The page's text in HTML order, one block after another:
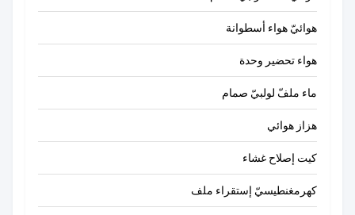
هوائيّ هواء أسطوانة
هواء تحضير وحدة
ماء ملفّ لولبيّ صمام
هزاز هوائي
كيت إصلاح غشاء
كهرمغنطيسيّ إستقراء ملف